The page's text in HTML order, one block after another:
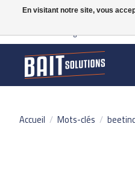
Gratis verzending vanaf 50 euro
Accueil / Mots-clés /
En visitant notre site, vous